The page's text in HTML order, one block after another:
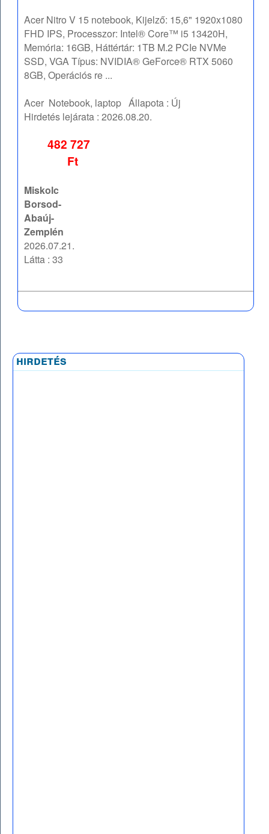
Acer Nitro V 15 notebook, Kijelző: 15,6" 1920x1080
FHD IPS, Processzor: Intel® Core™ i5 13420H,
Memória: 16GB, Háttértár: 1TB M.2 PCIe NVMe
SSD, VGA Típus: NVIDIA® GeForce® RTX 5060
8GB, Operációs re ...
Acer Notebook, laptop Állapota : Új
Hirdetés lejárata :2026.08.20.
482 727
Ft
Miskolc
Borsod-
Abaúj-
Zemplén
2026.07.21.
Látta : 33
hirdetés